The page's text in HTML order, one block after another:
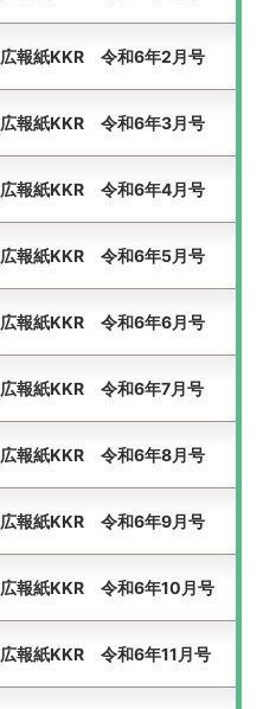
広報紙KKR 令和6年2月号
広報紙KKR 令和6年3月号
広報紙KKR 令和6年4月号
広報紙KKR 令和6年5月号
広報紙KKR 令和6年6月号
広報紙KKR 令和6年7月号
広報紙KKR 令和6年8月号
広報紙KKR 令和6年9月号
広報紙KKR 令和6年10月号
広報紙KKR 令和6年11月号